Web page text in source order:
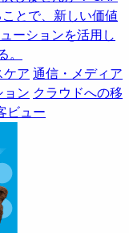
とで、新しい価値
ーションを活用し
ケア 通信・メディア
ョン クラウドへの移
ビュー